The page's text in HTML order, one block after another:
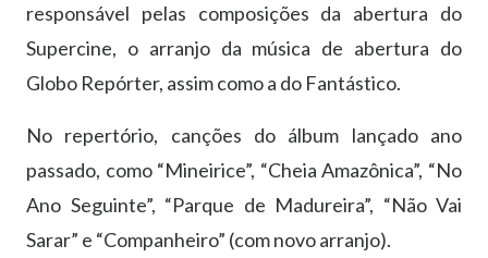
responsável pelas composições da abertura do
Supercine, o arranjo da música de abertura do
Globo Repórter, assim como a do Fantástico.
No repertório, canções do álbum lançado ano
passado, como “Mineirice”, “Cheia Amazônica”, “No
Ano Seguinte”, “Parque de Madureira”, “Não Vai
Sarar” e “Companheiro” (com novo arranjo).